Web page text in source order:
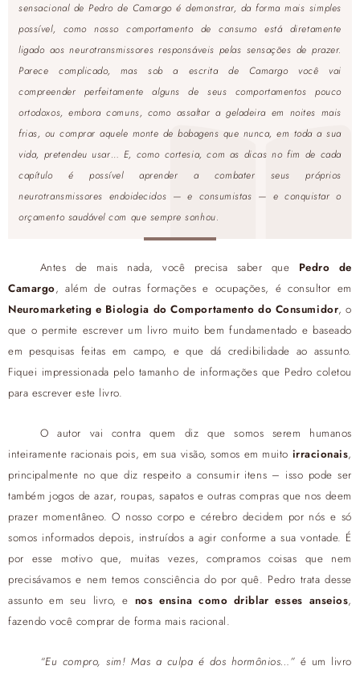
sensacional de Pedro de Camargo é demonstrar, da forma mais simples
possível, como nosso comportamento de consumo está diretamente
ligado aos neurotransmissores responsáveis pelas sensações de prazer.
Parece complicado, mas sob a escrita de Camargo você vai
compreender perfeitamente alguns de seus comportamentos pouco
ortodoxos, embora comuns, como assaltar a geladeira em noites mais
frias, ou comprar aquele monte de bobagens que nunca, em toda a sua
vida, pretendeu usar… E, como cortesia, com as dicas no fim de cada
capítulo é possível aprender a combater seus próprios
neurotransmissores endoidecidos — e consumistas — e conquistar o
orçamento saudável com que sempre sonhou.
Antes de mais nada, você precisa saber que Pedro de
Camargo, além de outras formações e ocupações, é consultor em
Neuromarketing e Biologia do Comportamento do Consumidor, o
que o permite escrever um livro muito bem fundamentado e baseado
em pesquisas feitas em campo, e que dá credibilidade ao assunto.
Fiquei impressionada pelo tamanho de informações que Pedro coletou
para escrever este livro.
O autor vai contra quem diz que somos serem humanos
inteiramente racionais pois, em sua visão, somos em muito irracionais,
principalmente no que diz respeito a consumir itens – isso pode ser
também jogos de azar, roupas, sapatos e outras compras que nos deem
prazer momentâneo. O nosso corpo e cérebro decidem por nós e só
somos informados depois, instruídos a agir conforme a sua vontade. É
por esse motivo que, muitas vezes, compramos coisas que nem
precisávamos e nem temos consciência do por quê. Pedro trata desse
assunto em seu livro, e nos ensina como driblar esses anseios,
fazendo você comprar de forma mais racional.
“Eu compro, sim! Mas a culpa é dos hormônios…” é um livro